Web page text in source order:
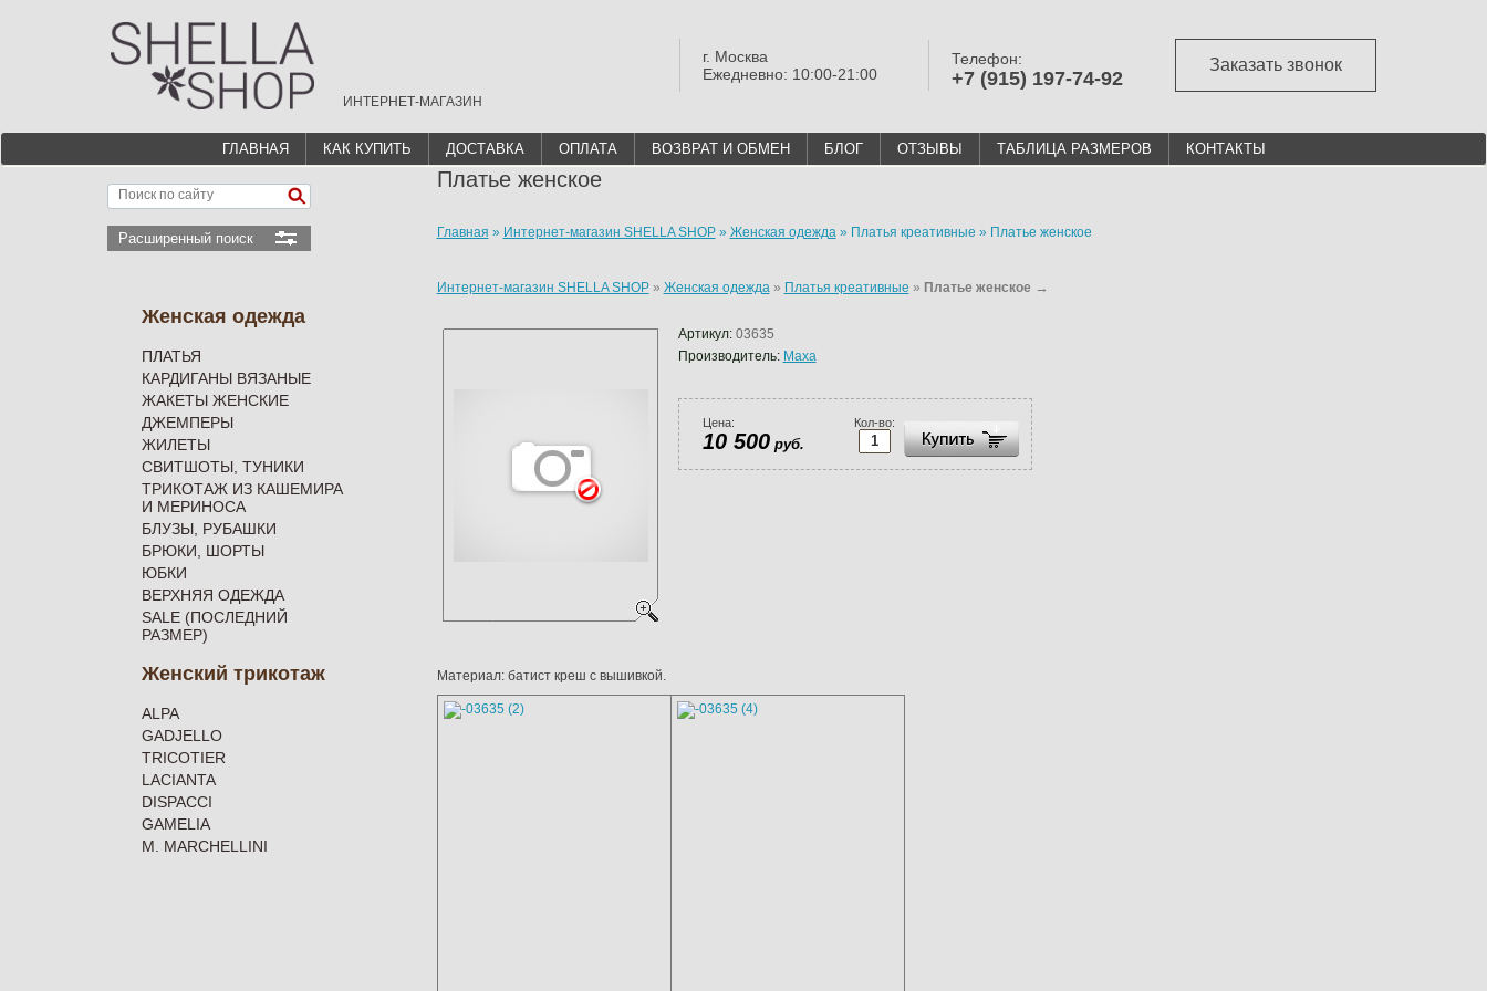
ИНТЕРНЕТ-МАГАЗИН
г. Москва
Ежедневно: 10:00-21:00
Телефон:
+7 (915) 197-74-92
Заказать звонок
ГЛАВНАЯ КАК КУПИТЬ ДОСТАВКА ОПЛАТА ВОЗВРАТ И ОБМЕН БЛОГ ОТЗЫВЫ ТАБЛИЦА РАЗМЕРОВ КОНТАКТЫ
Расширенный поиск
Женская одежда
ПЛАТЬЯ
КАРДИГАНЫ ВЯЗАНЫЕ
ЖАКЕТЫ ЖЕНСКИЕ
ДЖЕМПЕРЫ
ЖИЛЕТЫ
СВИТШОТЫ, ТУНИКИ
ТРИКОТАЖ ИЗ КАШЕМИРА
И МЕРИНОСА
БЛУЗЫ, РУБАШКИ
БРЮКИ, ШОРТЫ
ЮБКИ
ВЕРХНЯЯ ОДЕЖДА
SALE (ПОСЛЕДНИЙ
РАЗМЕР)
Женский трикотаж
ALPA
GADJELLO
TRICOTIER
LACIANTA
DISPACCI
GAMELIA
M. MARCHELLINI
Платье женское
Главная » Интернет-магазин SHELLA SHOP» Женская одежда» Платья креативные » Платье женское
Интернет-магазин SHELLA SHOP» Женская одежда» Платья креативные » Платье женское →
Артикул: 03635
Производитель: Maxa
Кол-во:
Цена:
10 500руб.
Материал: батист креш с вышивкой.